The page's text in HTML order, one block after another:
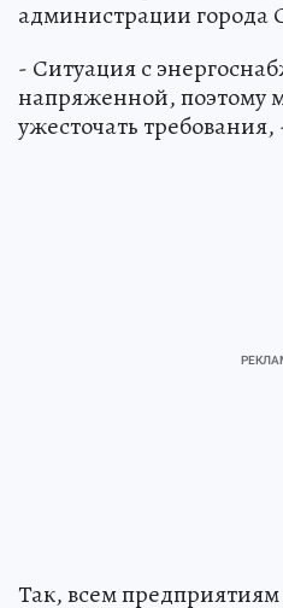
администрации города
- Ситуация с
напряженной, поэтому
ужесточать
Так, всем